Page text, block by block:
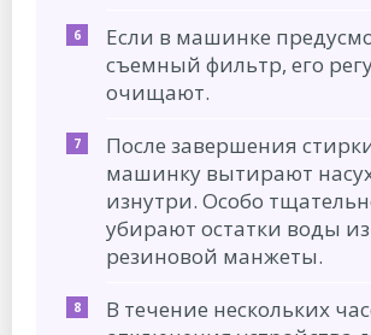
Если в машинке
съемный фильтр, его
очищают.
После завершения
машинку вытирают
изнутри. Особо
убирают остатки воды
резиновой манжеты.
В течение нескольких